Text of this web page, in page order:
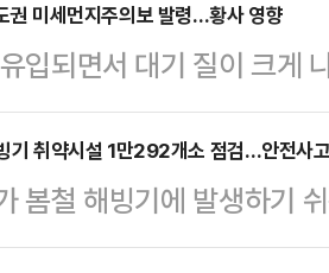
권 미세먼지주의보 발령…황사 영향
입되면서 대기 질이 크게
내려졌다.국립환경과학
넘게 경보 기준을 초과하
다. 일부 관측 지점에서는
는 점차 남동 방향으로
기 취약시설 1만292개소 점검…안전사
봄철 해빙기에 발생하기
를 대상으로 이달 23일부